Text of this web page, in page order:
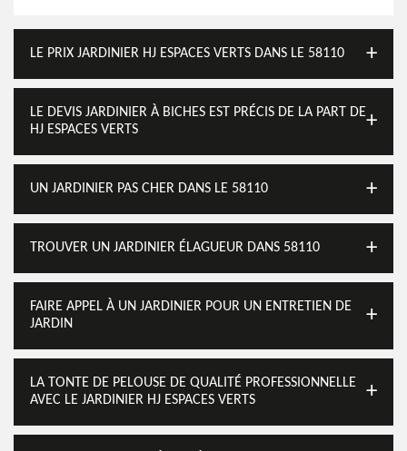
LE PRIX JARDINIER HJ ESPACES VERTS DANS LE 58110
LE DEVIS JARDINIER À BICHES EST PRÉCIS DE LA PART DE
HJ ESPACES VERTS
UN JARDINIER PAS CHER DANS LE 58110
TROUVER UN JARDINIER ÉLAGUEUR DANS 58110
FAIRE APPEL À UN JARDINIER POUR UN ENTRETIEN DE
JARDIN
LA TONTE DE PELOUSE DE QUALITÉ PROFESSIONNELLE
AVEC LE JARDINIER HJ ESPACES VERTS